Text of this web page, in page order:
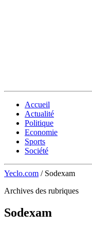
Accueil
Actualité
Politique
Economie
Sports
Société
Yeclo.com / Sodexam
Archives des rubriques
Sodexam